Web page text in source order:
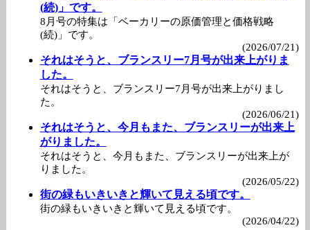
(続)」です。
8月号の特集は「ベーカリーの原価管理と価格戦略
(続)」です。
(2026/07/21)
それはそうと、ブランスリー7月号が出来上がりま
した。
それはそうと、ブランスリー7月号が出来上がりまし
た。
(2026/06/21)
それはそうと、今月もまた、ブランスリーが出来上
がりました。
それはそうと、今月もまた、ブランスリーが出来上が
りました。
(2026/05/22)
街の緑もいきいきと輝いて見える頃です。
街の緑もいきいきと輝いて見える頃です。
(2026/04/22)